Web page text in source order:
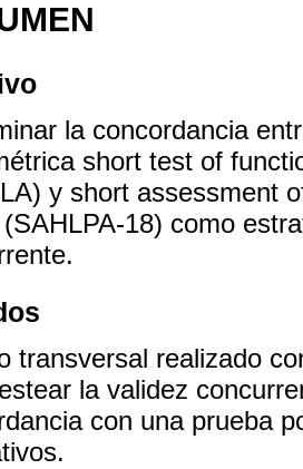
la concordancia
short test of
y short assessment
18) como
transversal realizado
la validez
con una prueba